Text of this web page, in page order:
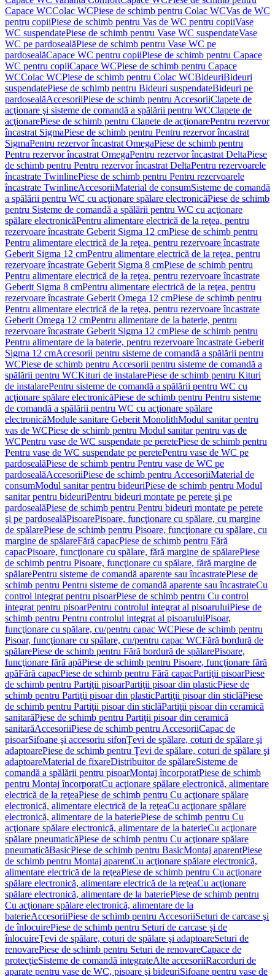
Capace WCColac WCPiese de schimb pentru Colac WCVas de WC
pentru copiiPiese de schimb pentru Vas de WC pentru copiiVase
WC suspendatePiese de schimb pentru Vase WC suspendateVase
WC pe pardosealăPiese de schimb pentru Vase WC pe
pardosealăCapace WC pentru copiiPiese de schimb pentru Capace
WC pentru copiiCapace WCPiese de schimb pentru Capace
WCColac WCPiese de schimb pentru Colac WCBideuriBideuri
suspendatePiese de schimb pentru Bideuri suspendateBideuri pe
pardosealăAccesoriiPiese de schimb pentru AccesoriiClapete de
acţionare şi sisteme de comandă a spălării pentru WCClapete de
acţionarePiese de schimb pentru Clapete de acţionarePentru rezervor
încastrat SigmaPiese de schimb pentru Pentru rezervor încastrat
SigmaPentru rezervor încastrat OmegaPiese de schimb pentru
Pentru rezervor încastrat OmegaPentru rezervor încastrat DeltaPiese
de schimb pentru Pentru rezervor încastrat DeltaPentru rezervoarele
încastrate TwinlinePiese de schimb pentru Pentru rezervoarele
încastrate TwinlineAccesoriiMaterial de consumSisteme de comandă
a spălării pentru WC cu acţionare spălare electronicăPiese de schimb
pentru Sisteme de comandă a spălării pentru WC cu acţionare
spălare electronicăPentru alimentare electrică de la reţea, pentru
rezervoare încastrate Geberit Sigma 12 cmPiese de schimb pentru
Pentru alimentare electrică de la reţea, pentru rezervoare încastrate
Geberit Sigma 12 cmPentru alimentare electrică de la reţea, pentru
rezervoare încastrate Geberit Sigma 8 cmPiese de schimb pentru
Pentru alimentare electrică de la reţea, pentru rezervoare încastrate
Geberit Sigma 8 cmPentru alimentare electrică de la reţea, pentru
rezervoare încastrate Geberit Omega 12 cmPiese de schimb pentru
Pentru alimentare electrică de la reţea, pentru rezervoare încastrate
Geberit Omega 12 cmPentru alimentare de la baterie, pentru
rezervoare încastrate Geberit Sigma 12 cmPiese de schimb pentru
Pentru alimentare de la baterie, pentru rezervoare încastrate Geberit
Sigma 12 cmAccesorii pentru sisteme de comandă a spălării pentru
WCPiese de schimb pentru Accesorii pentru sisteme de comandă a
spălării pentru WCKituri de instalarePiese de schimb pentru Kituri
de instalarePentru sisteme de comandă a spălării pentru WC cu
acţionare spălare electronicăPiese de schimb pentru Pentru sisteme
de comandă a spălării pentru WC cu acţionare spălare
electronicăModule sanitare Geberit MonolithModul sanitar pentru
vas de WCPiese de schimb pentru Modul sanitar pentru vas de
WCPentru vase de WC suspendate pe peretePiese de schimb pentru
Pentru vase de WC suspendate pe peretePentru vase de WC pe
pardosealăPiese de schimb pentru Pentru vase de WC pe
pardosealăAccesoriiPiese de schimb pentru AccesoriiMaterial de
consumModul sanitar pentru bideuriPiese de schimb pentru Modul
sanitar pentru bideuriPentru bideuri montate pe perete şi pe
pardosealăPiese de schimb pentru Pentru bideuri montate pe perete
şi pe pardosealăPisoarePisoare, funcţionare cu spălare, cu margine
de spălarePiese de schimb pentru Pisoare, funcţionare cu spălare, cu
margine de spălareFără capacPiese de schimb pentru Fără
capacPisoare, funcţionare cu spălare, fără margine de spălarePiese
de schimb pentru Pisoare, funcţionare cu spălare, fără margine de
spălarePentru sisteme de comandă aparente sau încastratePiese de
schimb pentru Pentru sisteme de comandă aparente sau încastrateCu
control integrat pentru pisoarPiese de schimb pentru Cu control
integrat pentru pisoarPentru controlul integrat al pisoaruluiPiese de
schimb pentru Pentru controlul integrat al pisoaruluiPisoar,
funcţionare cu spălare, cu/pentru capac WCPiese de schimb pentru
Pisoar, funcţionare cu spălare, cu/pentru capac WCFără bordură de
spălarePiese de schimb pentru Fără bordură de spălarePisoare,
funcţionare fără apăPiese de schimb pentru Pisoare, funcţionare fără
apăFără capacPiese de schimb pentru Fără capacPartiţii pisoarPiese
de schimb pentru Partiţii pisoarPartiţii pisoar din plasticPiese de
schimb pentru Partiţii pisoar din plasticPartiţii pisoar din sticlăPiese
de schimb pentru Partiţii pisoar din sticlăPartiţii pisoar din ceramică
sanitarăPiese de schimb pentru Partiţii pisoar din ceramică
sanitarăAccesoriiPiese de schimb pentru AccesoriiCapac de
pisoarSifoane şi accesoriu sifonŢevi de spălare, coturi de spălare şi
adaptoarePiese de schimb pentru Ţevi de spălare, coturi de spălare şi
adaptoareMaterial de fixareDistribuitor de spălareSisteme de
comandă a spălării pentru pisoarMontaj încorporatPiese de schimb
pentru Montaj încorporatCu acţionare spălare electronică, alimentare
electrică de la reţeaPiese de schimb pentru Cu acţionare spălare
electronică, alimentare electrică de la reţeaCu acţionare spălare
electronică, alimentare de la bateriePiese de schimb pentru Cu
acţionare spălare electronică, alimentare de la baterieCu acţionare
spălare pneumaticăPiese de schimb pentru Cu acţionare spălare
pneumaticăBasicPiese de schimb pentru BasicMontaj aparentPiese
de schimb pentru Montaj aparentCu acţionare spălare electronică,
alimentare electrică de la reţeaPiese de schimb pentru Cu acţionare
spălare electronică, alimentare electrică de la reţeaCu acţionare
spălare electronică, alimentare de la bateriePiese de schimb pentru
Cu acţionare spălare electronică, alimentare de la
baterieAccesoriiPiese de schimb pentru AccesoriiSeturi de carcase şi
de înlocuirePiese de schimb pentru Seturi de carcase şi de
înlocuireŢevi de spălare, coturi de spălare şi adaptoareSeturi de
renovarePiese de schimb pentru Seturi de renovareCapace de
protecţieSisteme de comandă integrateAlte accesoriiRacorduri de
aparate pentru vase de WC, pisoare şi bideuriSifoane pentru vase de